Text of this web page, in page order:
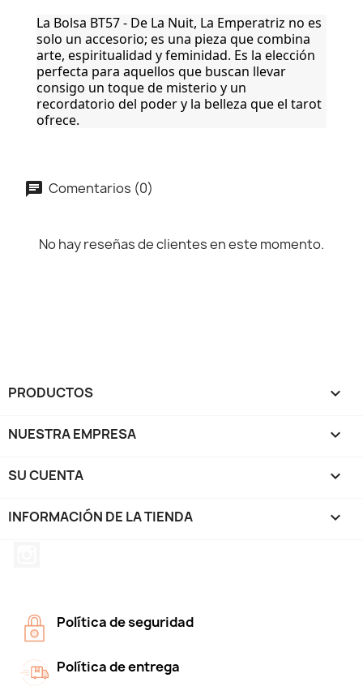
La Bolsa BT57 - De La Nuit, La Emperatriz no es
solo un accesorio; es una pieza que combina
arte, espiritualidad y feminidad. Es la elección
perfecta para aquellos que buscan llevar
consigo un toque de misterio y un
recordatorio del poder y la belleza que el tarot
ofrece.
Comentarios (0)
No hay reseñas de clientes en este momento.
PRODUCTOS 
NUESTRA EMPRESA 
SU CUENTA 
INFORMACIÓN DE LA TIENDA keyboard_arrow_down
Política de seguridad
Política de entrega